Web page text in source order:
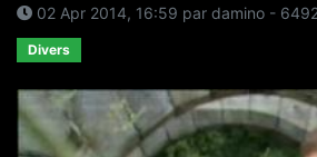
02 Apr 2014, 16:59 par damino -
Divers